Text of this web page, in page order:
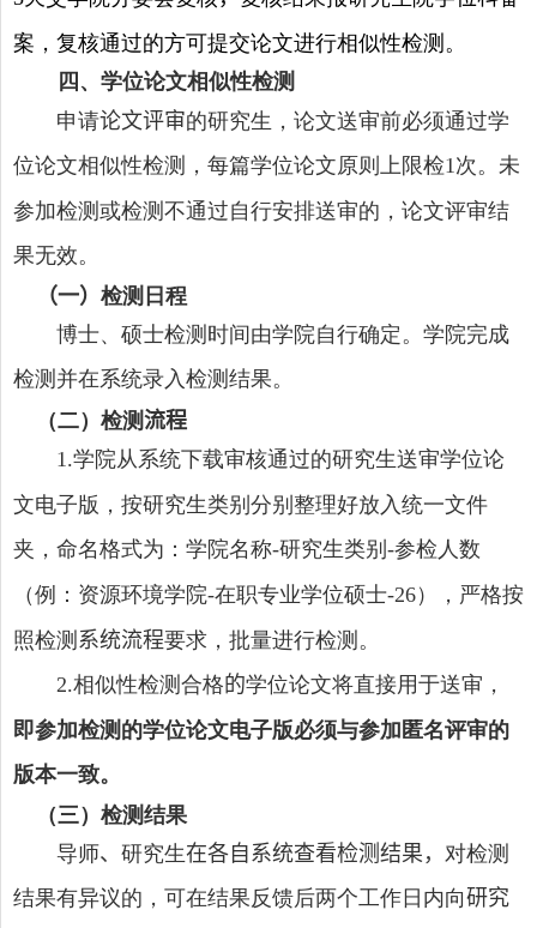
案，复核通过的方可提交论文进行相似性检测。
四、学位论文相似性检测
申请论文评审的研究生，论文送审前必须通过学
位论文相似性检测，每篇学位论文原则上限检1 次。未
参加检测或检测不通过自行安排送审的，论文评审结
果无效。
（一）检测日程
博士、硕士检测时间由学院自行确定。学院完成
检测并在系统录入检测结果。
（二）检测流程
1 .学院从系统下载审核通过的研究生送审学位论
文电子版，按研究生类别分别整理好放入统一文件
夹，命名格式为：学院名称-研究生类别-参检人数
（例：资源环境学院-在职专业学位硕士-26），严格按
照检测系统流程要求，批量进行检测。
2.相似性检测合格的学位论文将直接用于送审，
即参加检测的学位论文电子版必须与参加匿名评审的
版本一致。
（三）检测结果
导师、研究生在各自系统查看检测结果， 对检测
结果有异议的，可在结果反馈后两个工作日内向研究